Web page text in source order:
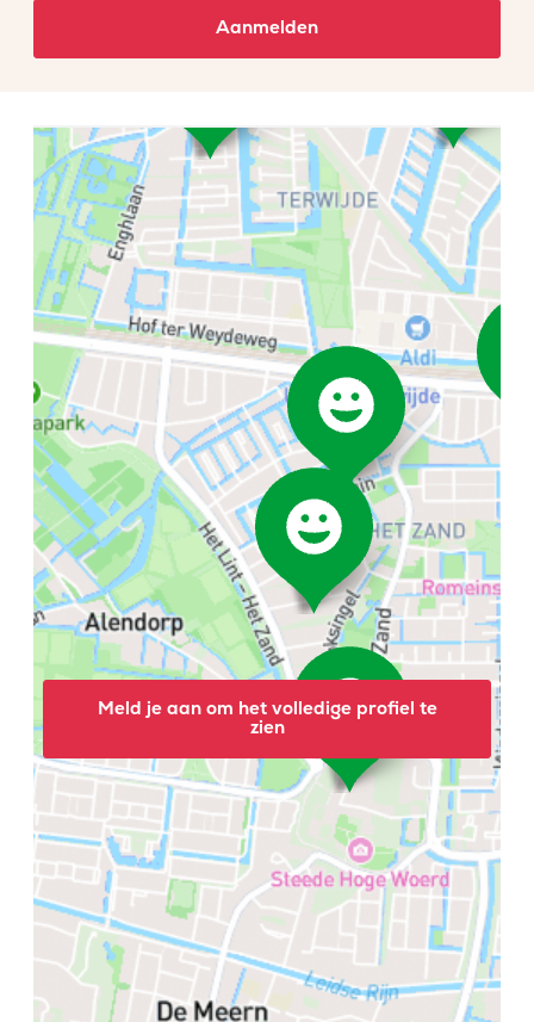
Aanmelden
Meld je aan om het volledige profiel te
zien